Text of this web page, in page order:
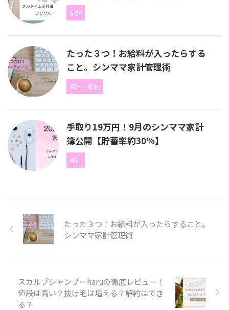
家計
たった３つ！お給料が入ったらする
こと。シンママ家計管理術
家計 節約
手取り19万円！9月のシンママ家計
簿公開【貯蓄率約30%】
家計
たった３つ！お給料が入ったらすること。
シンママ家計管理術
スカルプシャンプーharuの徹底レビュー！
値段は高い？抜け毛は増える？解約はでき
る？